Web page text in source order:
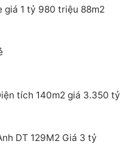
giá 1 tỷ 980 triệu 88m2
tích 140m2 giá 3.350 tỷ
DT 129M2 Giá 3 tỷ